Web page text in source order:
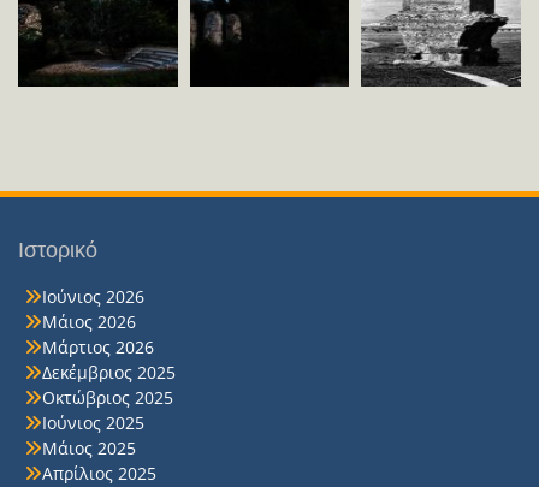
Ιστορικό
Ιούνιος 2026
Μάιος 2026
Μάρτιος 2026
Δεκέμβριος 2025
Οκτώβριος 2025
Ιούνιος 2025
Μάιος 2025
Απρίλιος 2025